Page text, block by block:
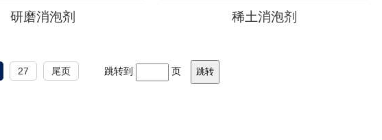
研磨消泡剂 稀土消泡剂
27 尾页 跳转到 页